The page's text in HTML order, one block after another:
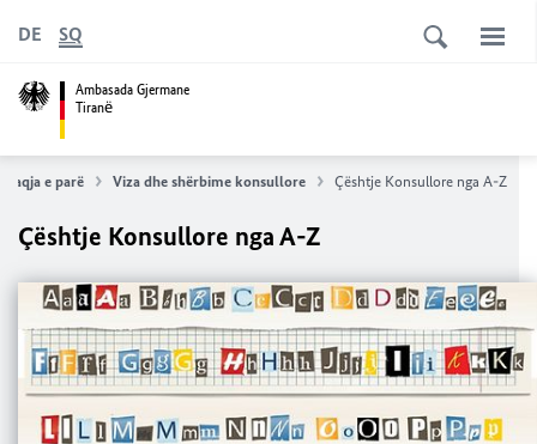
Ambasada Gjermane
Tiranё
DE SQ
Faqja e parë Viza dhe shërbime konsullore Çështje Konsullore nga A-Z
Çështje Konsullore nga A-Z